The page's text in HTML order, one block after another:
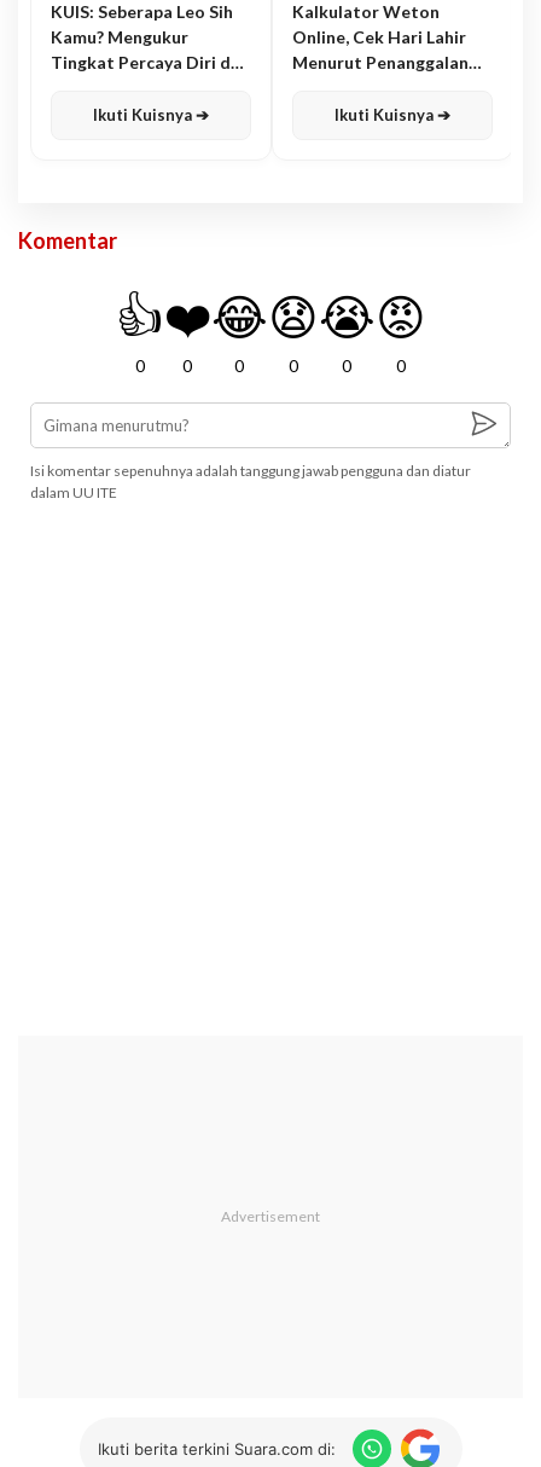
KUIS: Seberapa Leo Sih
Kamu? Mengukur
Tingkat Percaya Diri dan
Ikuti Kuisnya ➔
Kalkulator Weton
Online, Cek Hari Lahir
Menurut Penanggalan
Ikuti Kuisnya ➔
Komentar
👍
0
❤️
0
😂
0
😧
0
😭
0
😡
0
Isi komentar sepenuhnya adalah tanggung jawab pengguna dan diatur
dalam UU ITE
Ikuti berita terkini Suara.com di: